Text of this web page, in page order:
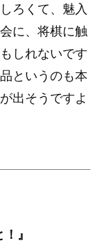
ろくて、魅入
に、将棋に触
しれないです
というのも本
出そうですよ
』